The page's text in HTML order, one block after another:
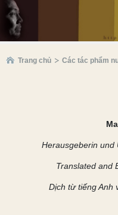
Trang chủ Các tác phẩm
Herausgeberin und
Translated and
Dịch từ tiếng Anh